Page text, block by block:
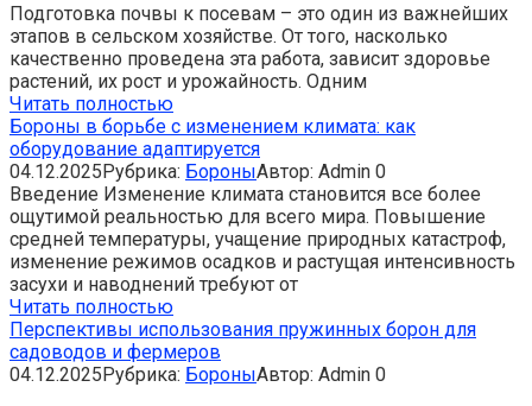
Подготовка почвы к посевам – это один из важнейших
этапов в сельском хозяйстве. От того, насколько
качественно проведена эта работа, зависит здоровье
растений, их рост и урожайность. Одним
Читать полностью
Бороны в борьбе с изменением климата: как
оборудование адаптируется
04.12.2025Рубрика: БороныАвтор: Admin 0
Введение Изменение климата становится все более
ощутимой реальностью для всего мира. Повышение
средней температуры, учащение природных катастроф,
изменение режимов осадков и растущая интенсивность
засухи и наводнений требуют от
Читать полностью
Перспективы использования пружинных борон для
садоводов и фермеров
04.12.2025Рубрика: БороныАвтор: Admin 0